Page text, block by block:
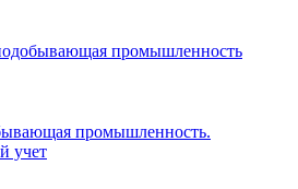
промышленность
промышленность.
учет